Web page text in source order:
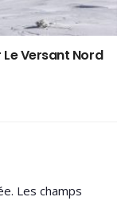
Versant Nord
Les champs